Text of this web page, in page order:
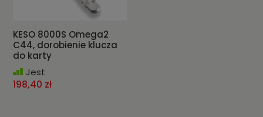
KESO 8000S Omega2
C44, dorobienie klucza
do karty
Jest
198,40 zł